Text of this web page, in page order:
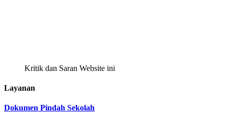
Kritik dan Saran Website ini
Layanan
Dokumen Pindah Sekolah